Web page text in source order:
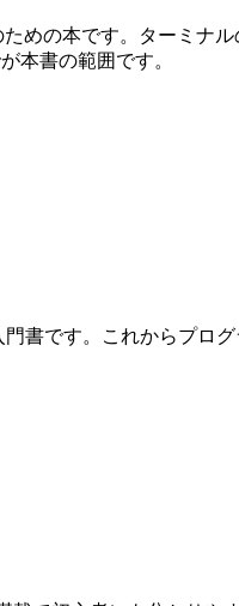
めの本です。ターミナ
本書の範囲です。
書です。これからプロ